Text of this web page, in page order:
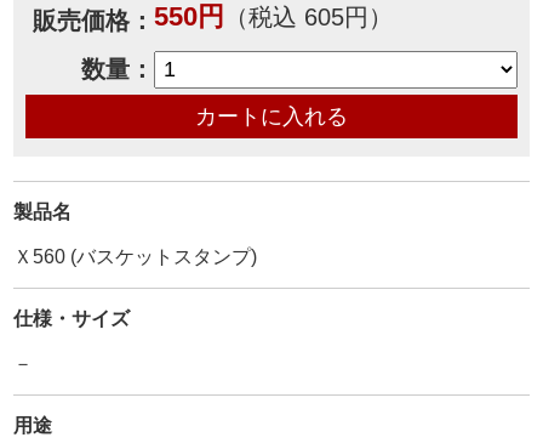
販売価格： 550円
（税込 605円）
数量：
製品名
Ｘ560 (バスケットスタンプ)
仕様・サイズ
－
用途